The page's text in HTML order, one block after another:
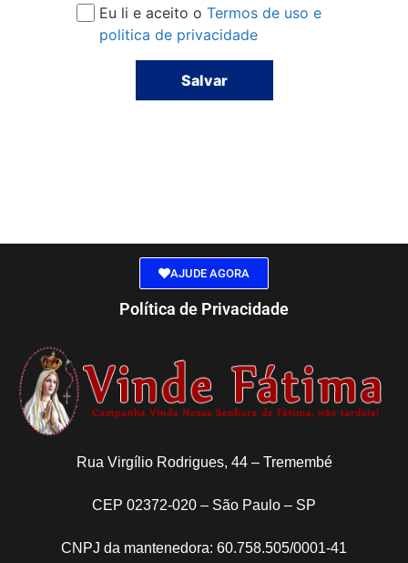
Eu li e aceito o Termos de uso e
politica de privacidade
Salvar
AJUDE AGORA
Política de Privacidade
Rua Virgílio Rodrigues, 44 – Tremembé
CEP 02372-020 – São Paulo – SP
CNPJ da mantenedora: 60.758.505/0001-41